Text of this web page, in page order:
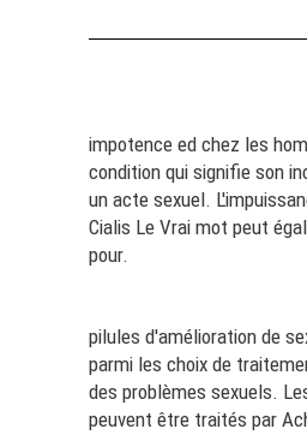
impotence ed chez les
condition qui signifie son
un acte sexuel.
Cialis Le Vrai mot peut
pour.
pilules d'amélioration de
parmi les choix de
des problèmes sexuels.
peuvent être traités par